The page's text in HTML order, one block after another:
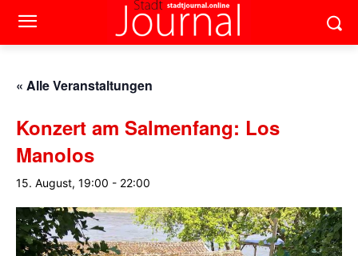
« Alle Veranstaltungen
Konzert am Salmenfang: Los
Manolos
15. August, 19:00 - 22:00